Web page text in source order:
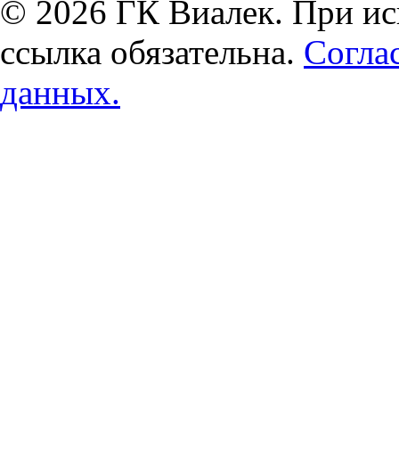
© 2026 ГК Виалек. При
ссылка обязательна.
данных.